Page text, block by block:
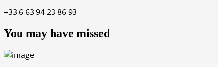
+33 6 63 94 23 86 93
You may have missed